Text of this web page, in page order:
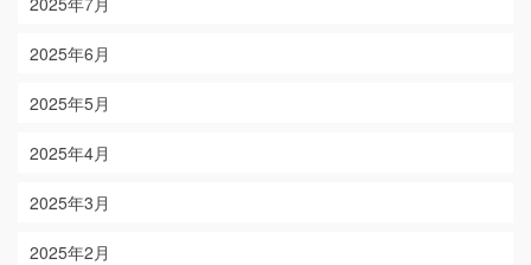
2025年6月
2025年5月
2025年4月
2025年3月
2025年2月